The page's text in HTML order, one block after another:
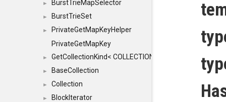
► BurstTrieMapSelector
► BurstTrieSet
►
PrivateGetMapKeyHelper
PrivateGetMapKey
► GetCollectionKind< COLLECTION, typename
► BaseCollection
► Collection
► BlockIterator